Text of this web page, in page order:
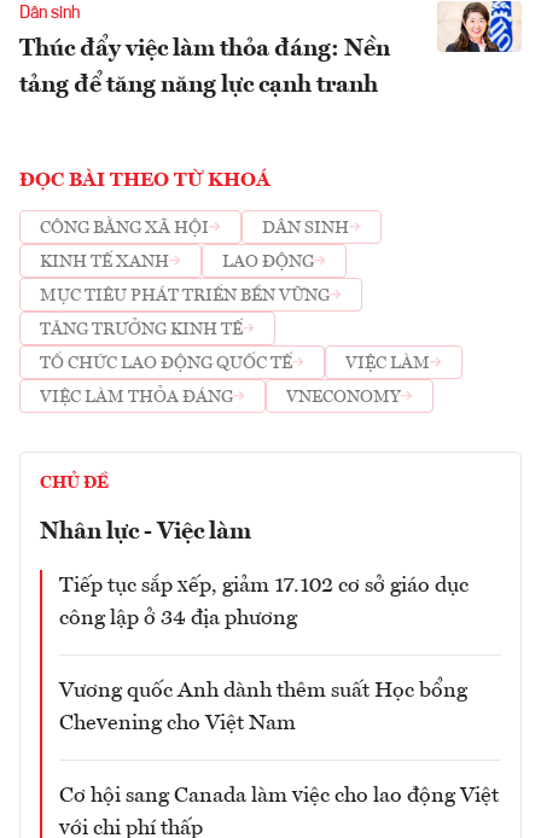
Dân sinh
Thúc đẩy việc làm thỏa đáng: Nền
tảng để tăng năng lực cạnh tranh
ĐỌC BÀI THEO TỪ KHOÁ
CÔNG BẰNG XÃ HỘI
DÂN SINH
KINH TẾ XANH
LAO ĐỘNG
MỤC TIÊU PHÁT TRIỂN BỀN VỮNG
TĂNG TRƯỞNG KINH TẾ
TỔ CHỨC LAO ĐỘNG QUỐC TẾ
VIỆC LÀM
VIỆC LÀM THỎA ĐÁNG
VNECONOMY
CHỦ ĐỀ
Nhân lực - Việc làm
Tiếp tục sắp xếp, giảm 17.102 cơ sở giáo dục
công lập ở 34 địa phương
Vương quốc Anh dành thêm suất Học bổng
Chevening cho Việt Nam
Cơ hội sang Canada làm việc cho lao động Việt
với chi phí thấp